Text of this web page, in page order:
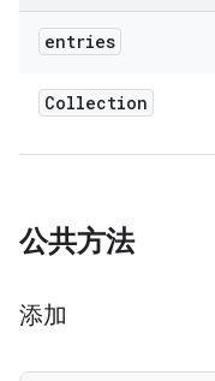
entries
Collection
公共方法
添加